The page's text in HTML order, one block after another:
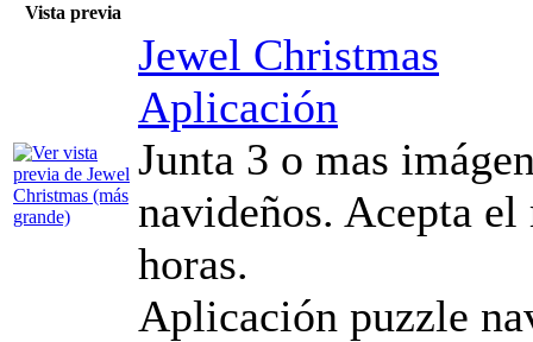
Vista previa
Jewel Christmas
Aplicación
Junta 3 o mas
navideños. Acepta
horas.
Aplicación puzzle